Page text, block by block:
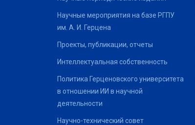
Научные мероприятия на базе РГПУ
им. А. И. Герцена
Проекты, публикации, отчеты
Интеллектуальная собственность
Политика Герценовского университета
в отношении ИИ в научной
деятельности
Научно-технический совет